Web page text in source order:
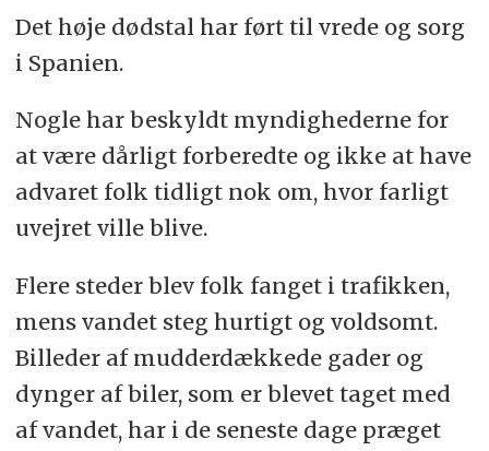
Det høje dødstal har ført til vrede og sorg
i Spanien.
Nogle har beskyldt myndighederne for
at være dårligt forberedte og ikke at have
advaret folk tidligt nok om, hvor farligt
uvejret ville blive.
Flere steder blev folk fanget i trafikken,
mens vandet steg hurtigt og voldsomt.
Billeder af mudderdækkede gader og
dynger af biler, som er blevet taget med
af vandet, har i de seneste dage præget